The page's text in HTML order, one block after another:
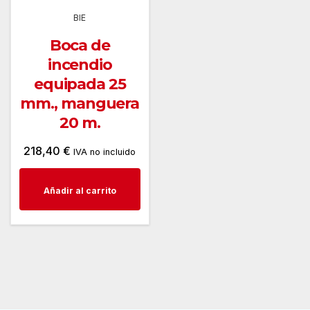
BIE
Boca de
incendio
equipada 25
mm., manguera
20 m.
218,40€ IVA no incluido
Añadir al carrito